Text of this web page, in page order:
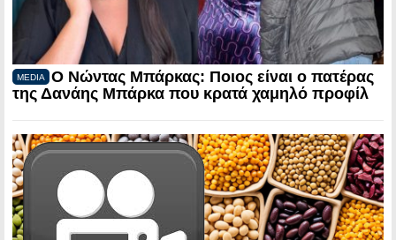
MEDIA
Ο Νώντας Μπάρκας: Ποιος είναι ο πατέρας
της Δανάης Μπάρκα που κρατά χαμηλό προφίλ